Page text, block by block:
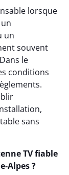
lorsque
un
souvent
le
conditions
sans
TV fiable
Alpes ?